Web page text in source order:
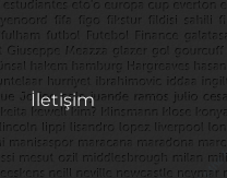
İletişim